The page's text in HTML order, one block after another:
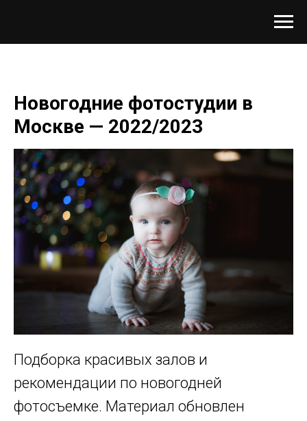
Новогодние фотостудии в
Москве — 2022/2023
Подборка красивых залов и
рекомендации по новогодней
фотосъемке. Материал обновлен